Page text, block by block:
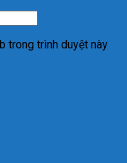
trong trình duyệt này